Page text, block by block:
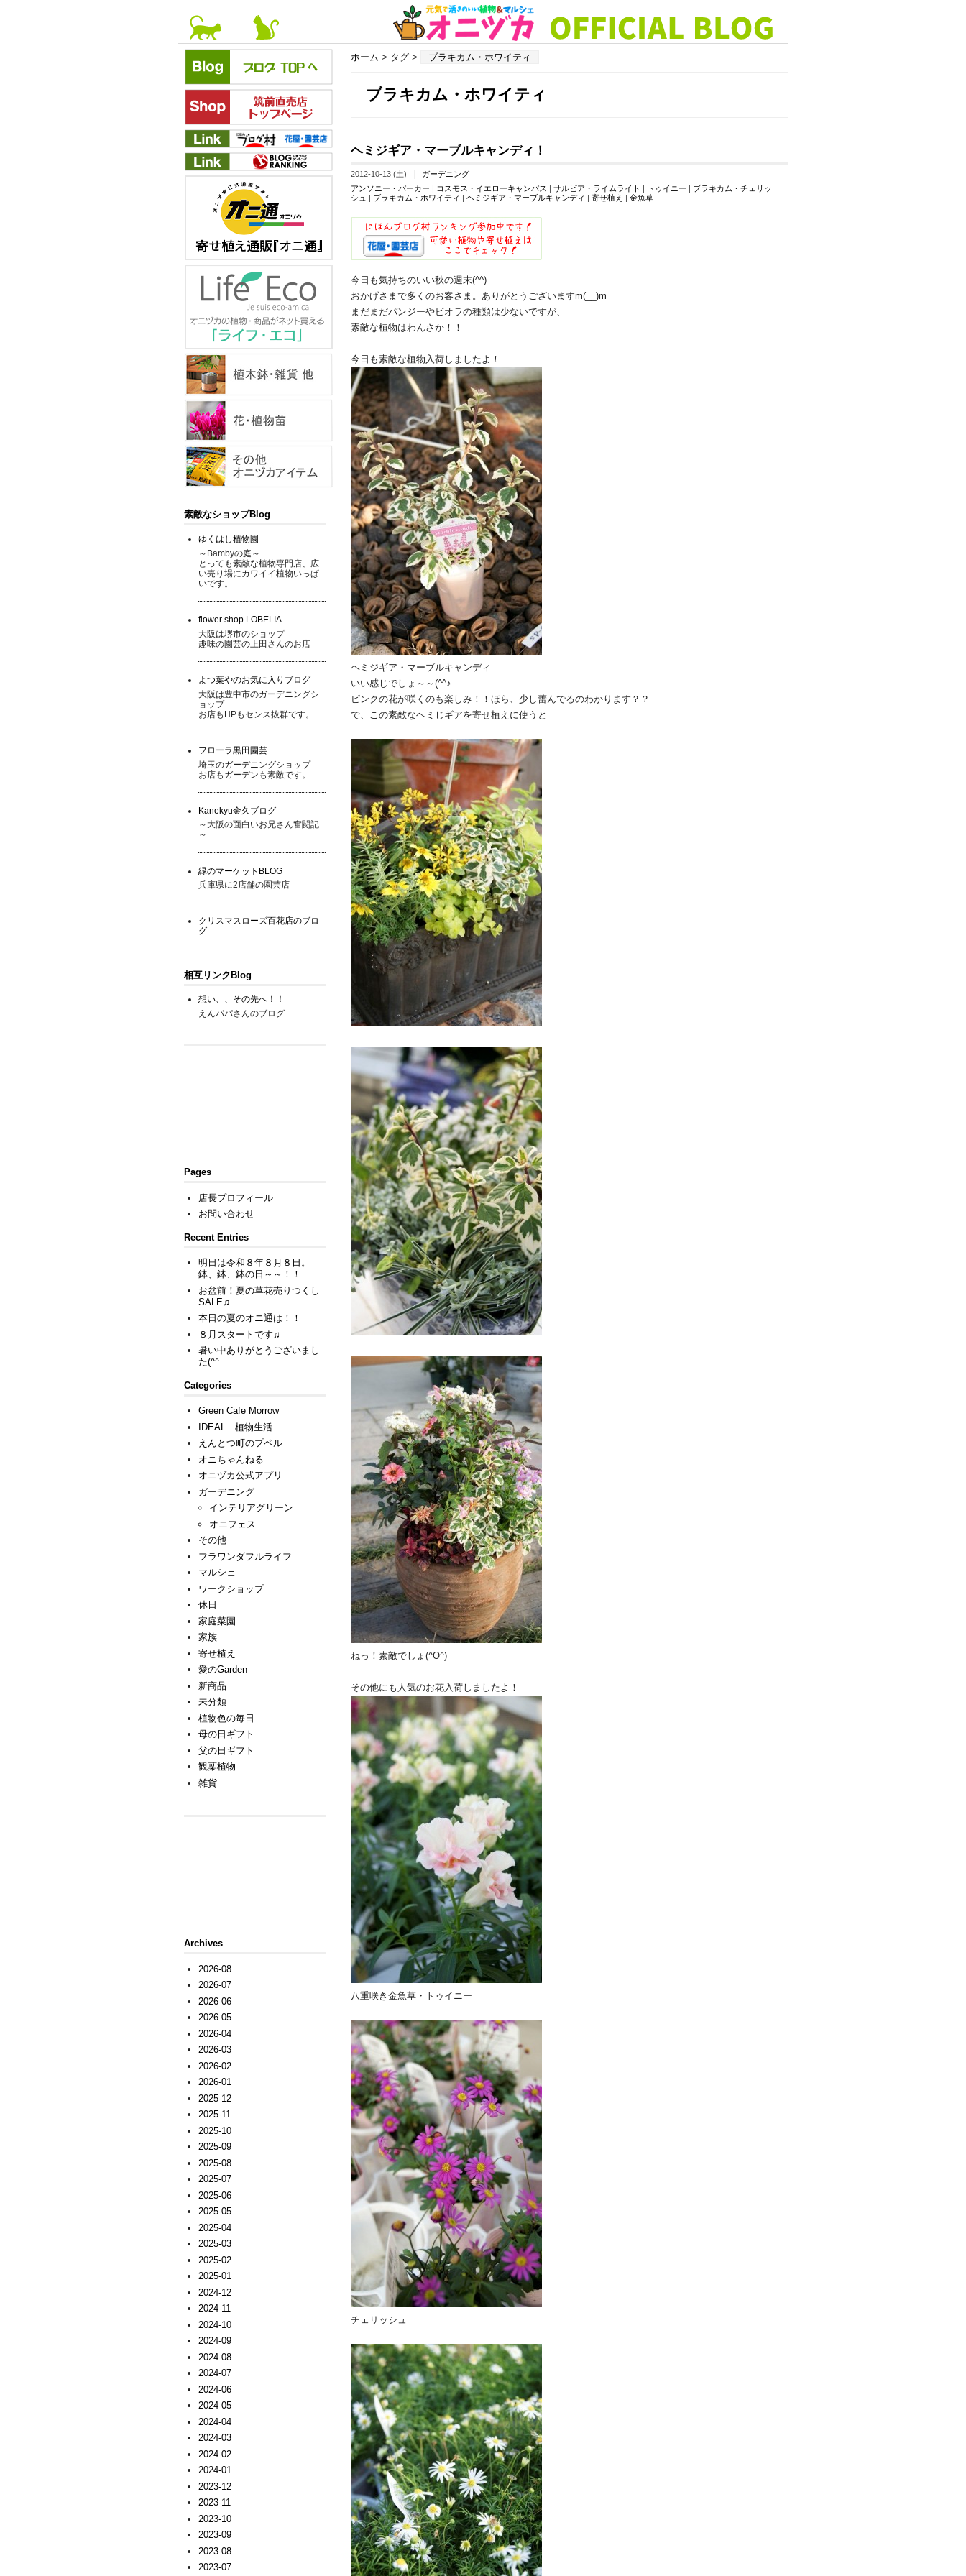
ホーム > タグ > ブラキカム・ホワイティ
ブラキカム・ホワイティ
ヘミジギア・マーブルキャンディ！
2012-10-13 (土)
ガーデニング
アンソニー・パーカー | コスモス・イエローキャンパス | サルビア・ライムライト | トゥイニー | ブラキカム・チェリッ
シュ | ブラキカム・ホワイティ | ヘミジギア・マーブルキャンディ | 寄せ植え | 金魚草
今日も気持ちのいい秋の週末(^^)
おかげさまで多くのお客さま。ありがとうございますm(__)m
まだまだパンジーやビオラの種類は少ないですが、
素敵な植物はわんさか！！
今日も素敵な植物入荷しましたよ！
ヘミジギア・マーブルキャンディ
いい感じでしょ～～(^^♪
ピンクの花が咲くのも楽しみ！！ほら、少し蕾んでるのわかります？？
で、この素敵なヘミじギアを寄せ植えに使うと
ねっ！素敵でしょ(^O^)
その他にも人気のお花入荷しましたよ！
八重咲き金魚草・トゥイニー
チェリッシュ
素敵なショップBlog
ゆくはし植物園
～Bambyの庭～
とっても素敵な植物専門店、広
い売り場にカワイイ植物いっぱ
いです。
flower shop LOBELIA
大阪は堺市のショップ
趣味の園芸の上田さんのお店
よつ葉やのお気に入りブログ
大阪は豊中市のガーデニングシ
ョップ
お店もHPもセンス抜群です。
フローラ黒田園芸
埼玉のガーデニングショップ
お店もガーデンも素敵です。
Kanekyu金久ブログ
～大阪の面白いお兄さん奮闘記
～
緑のマーケットBLOG
兵庫県に2店舗の園芸店
クリスマスローズ百花店のブロ
グ
相互リンクBlog
想い、、その先へ！！
えんパパさんのブログ
Pages
店長プロフィール
お問い合わせ
Recent Entries
明日は令和８年８月８日。
鉢、鉢、鉢の日～～！！
お盆前！夏の草花売りつくし
SALE♫
本日の夏のオニ通は！！
８月スタートです♫
暑い中ありがとうございまし
た(^^ゞ
Categories
Green Cafe Morrow
IDEAL 植物生活
えんとつ町のプペル
オニちゃんねる
オニヅカ公式アプリ
ガーデニング
インテリアグリーン
オニフェス
その他
フラワンダフルライフ
マルシェ
ワークショップ
休日
家庭菜園
家族
寄せ植え
愛のGarden
新商品
未分類
植物色の毎日
母の日ギフト
父の日ギフト
観葉植物
雑貨
Archives
2026-08
2026-07
2026-06
2026-05
2026-04
2026-03
2026-02
2026-01
2025-12
2025-11
2025-10
2025-09
2025-08
2025-07
2025-06
2025-05
2025-04
2025-03
2025-02
2025-01
2024-12
2024-11
2024-10
2024-09
2024-08
2024-07
2024-06
2024-05
2024-04
2024-03
2024-02
2024-01
2023-12
2023-11
2023-10
2023-09
2023-08
2023-07